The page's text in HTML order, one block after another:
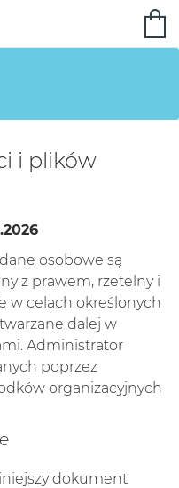
i plików
osobowe są
z prawem, rzetelny i
w celach określonych
dalej w
Administrator
poprzez
organizacyjnych
dokument